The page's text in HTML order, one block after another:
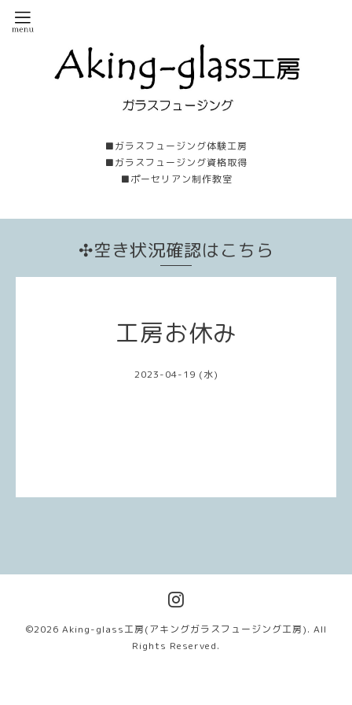
■ガラスフュージング体験工房
■ガラスフュージング資格取得
■ポーセリアン制作教室
✣空き状況確認はこちら
工房お休み
2023-04-19 (水)
©2026 Aking-glass工房(アキングガラスフュージング工房). All
Rights Reserved.